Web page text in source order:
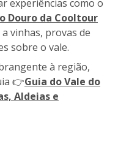
experiências como o
Douro da Cooltour
vinhas, provas de
sobre o vale.
à região,
👉Guia do Vale do
Aldeias e